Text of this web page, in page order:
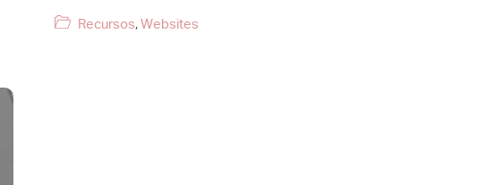
Categorias
Recursos,Websites